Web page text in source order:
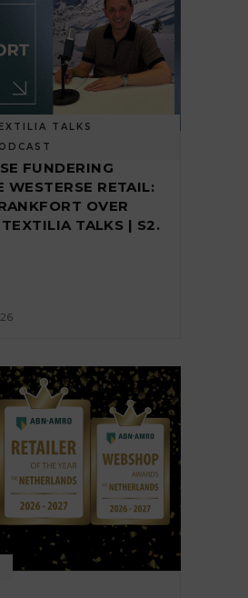
TALKS
FUNDERING
WESTERSE RETAIL:
OVER
TALKS | S2.